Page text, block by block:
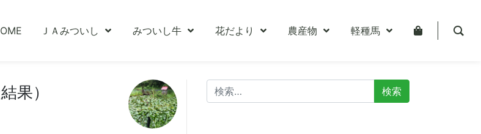
ＪＡみついし みついし牛 花だより 農産物 軽種馬
果）
検
索: